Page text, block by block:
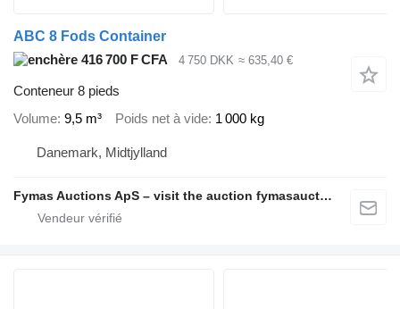
ABC 8 Fods Container
416 700 F CFA
4 750 DKK ≈ 635,40 €
Conteneur 8 pieds
Volume 9,5 m³ Poids net à vide 1 000 kg
Danemark, Midtjylland
Fymas Auctions ApS – visit the auction fymasauctions.dk